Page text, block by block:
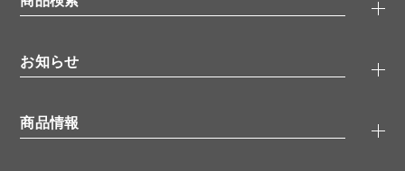
タンパク質検索
ELISA/ELISpot検索
品番検索
お知らせ
無料サンプル
商品情報